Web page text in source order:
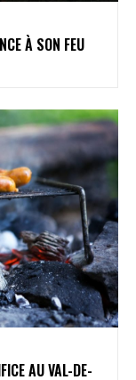
À SON FEU
AU VAL-DE-